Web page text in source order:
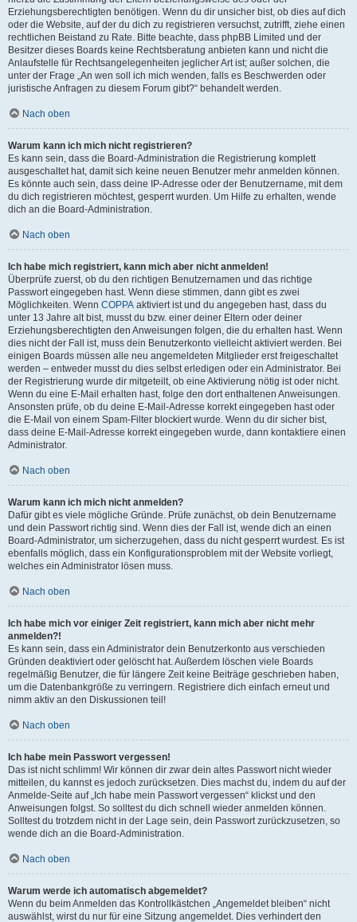
Erziehungsberechtigten benötigen. Wenn du dir unsicher bist, ob dies auf dich
oder die Website, auf der du dich zu registrieren versuchst, zutrifft, ziehe einen
rechtlichen Beistand zu Rate. Bitte beachte, dass phpBB Limited und der
Besitzer dieses Boards keine Rechtsberatung anbieten kann und nicht die
Anlaufstelle für Rechtsangelegenheiten jeglicher Art ist; außer solchen, die
unter der Frage „An wen soll ich mich wenden, falls es Beschwerden oder
juristische Anfragen zu diesem Forum gibt?“ behandelt werden.
Nach oben
Warum kann ich mich nicht registrieren?
Es kann sein, dass die Board-Administration die Registrierung komplett
ausgeschaltet hat, damit sich keine neuen Benutzer mehr anmelden können.
Es könnte auch sein, dass deine IP-Adresse oder der Benutzername, mit dem
du dich registrieren möchtest, gesperrt wurden. Um Hilfe zu erhalten, wende
dich an die Board-Administration.
Nach oben
Ich habe mich registriert, kann mich aber nicht anmelden!
Überprüfe zuerst, ob du den richtigen Benutzernamen und das richtige
Passwort eingegeben hast. Wenn diese stimmen, dann gibt es zwei
Möglichkeiten. Wenn COPPA aktiviert ist und du angegeben hast, dass du
unter 13 Jahre alt bist, musst du bzw. einer deiner Eltern oder deiner
Erziehungsberechtigten den Anweisungen folgen, die du erhalten hast. Wenn
dies nicht der Fall ist, muss dein Benutzerkonto vielleicht aktiviert werden. Bei
einigen Boards müssen alle neu angemeldeten Mitglieder erst freigeschaltet
werden – entweder musst du dies selbst erledigen oder ein Administrator. Bei
der Registrierung wurde dir mitgeteilt, ob eine Aktivierung nötig ist oder nicht.
Wenn du eine E-Mail erhalten hast, folge den dort enthaltenen Anweisungen.
Ansonsten prüfe, ob du deine E-Mail-Adresse korrekt eingegeben hast oder
die E-Mail von einem Spam-Filter blockiert wurde. Wenn du dir sicher bist,
dass deine E-Mail-Adresse korrekt eingegeben wurde, dann kontaktiere einen
Administrator.
Nach oben
Warum kann ich mich nicht anmelden?
Dafür gibt es viele mögliche Gründe. Prüfe zunächst, ob dein Benutzername
und dein Passwort richtig sind. Wenn dies der Fall ist, wende dich an einen
Board-Administrator, um sicherzugehen, dass du nicht gesperrt wurdest. Es ist
ebenfalls möglich, dass ein Konfigurationsproblem mit der Website vorliegt,
welches ein Administrator lösen muss.
Nach oben
Ich habe mich vor einiger Zeit registriert, kann mich aber nicht mehr
anmelden?!
Es kann sein, dass ein Administrator dein Benutzerkonto aus verschieden
Gründen deaktiviert oder gelöscht hat. Außerdem löschen viele Boards
regelmäßig Benutzer, die für längere Zeit keine Beiträge geschrieben haben,
um die Datenbankgröße zu verringern. Registriere dich einfach erneut und
nimm aktiv an den Diskussionen teil!
Nach oben
Ich habe mein Passwort vergessen!
Das ist nicht schlimm! Wir können dir zwar dein altes Passwort nicht wieder
mitteilen, du kannst es jedoch zurücksetzen. Dies machst du, indem du auf der
Anmelde-Seite auf „Ich habe mein Passwort vergessen“ klickst und den
Anweisungen folgst. So solltest du dich schnell wieder anmelden können.
Solltest du trotzdem nicht in der Lage sein, dein Passwort zurückzusetzen, so
wende dich an die Board-Administration.
Nach oben
Warum werde ich automatisch abgemeldet?
Wenn du beim Anmelden das Kontrollkästchen „Angemeldet bleiben“ nicht
auswählst, wirst du nur für eine Sitzung angemeldet. Dies verhindert den